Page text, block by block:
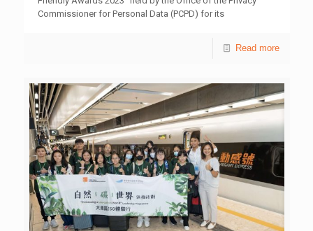
Commissioner for Personal Data (PCPD) for its
Read more